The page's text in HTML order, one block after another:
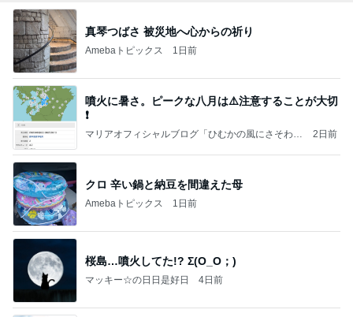
真琴つばさ 被災地へ心からの祈り
Amebaトピックス 1日前
噴火に暑さ。ピークな八月は⚠️注意することが大切
❗️
マリアオフィシャルブログ「ひむかの風にさそわれ
2日前
クロ 辛い鍋と納豆を間違えた母
Amebaトピックス 1日前
桜島…噴火してた!? Σ(O_O；)
マッキー☆の日日是好日 4日前